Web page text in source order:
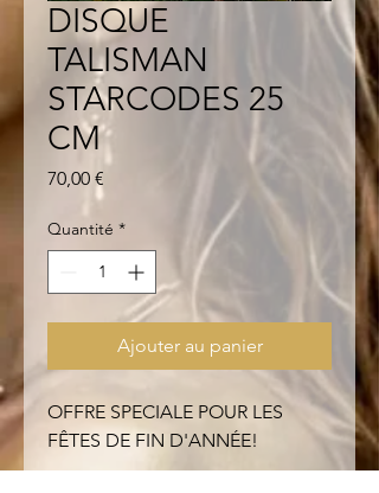
DISQUE
TALISMAN
STARCODES 25
CM
70,00 €
Quantité *
Ajouter au panier
OFFRE SPECIALE POUR LES
FÊTES DE FIN D'ANNÉE!